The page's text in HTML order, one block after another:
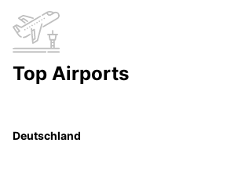
Top Airports
Deutschland